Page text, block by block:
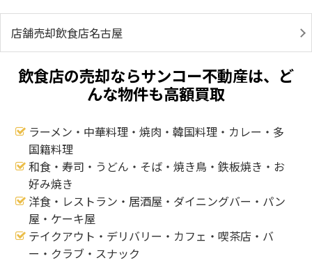
店舗売却飲食店名古屋
飲食店の売却ならサンコー不動産は、ど
んな物件も高額買取
ラーメン・中華料理・焼肉・韓国料理・カレー・多
国籍料理
和食・寿司・うどん・そば・焼き鳥・鉄板焼き・お
好み焼き
洋食・レストラン・居酒屋・ダイニングバー・パン
屋・ケーキ屋
テイクアウト・デリバリー・カフェ・喫茶店・バ
ー・クラブ・スナック